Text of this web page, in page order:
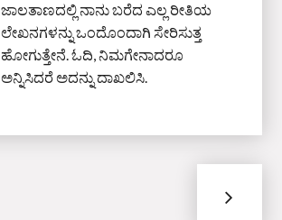
ಜಾಲತಾಣದಲ್ಲಿ ನಾನು ಬರೆದ ಎಲ್ಲ ರೀತಿಯ
ಲೇಖನಗಳನ್ನು ಒಂದೊಂದಾಗಿ ಸೇರಿಸುತ್ತ
ಹೋಗುತ್ತೇನೆ. ಓದಿ, ನಿಮಗೇನಾದರೂ
ಅನ್ನಿಸಿದರೆ ಅದನ್ನು ದಾಖಲಿಸಿ.